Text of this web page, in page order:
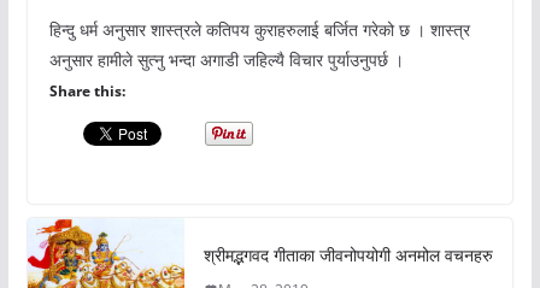
हिन्दु धर्म अनुसार शास्त्रले कतिपय कुराहरुलाई बर्जित गरेको छ । शास्त्र
अनुसार हामीले सुत्नु भन्दा अगाडी जहिल्यै विचार पुर्याउनुपर्छ ।
Share this:
श्रीमद्भगवद गीताका जीवनोपयोगी अनमोल वचनहरु